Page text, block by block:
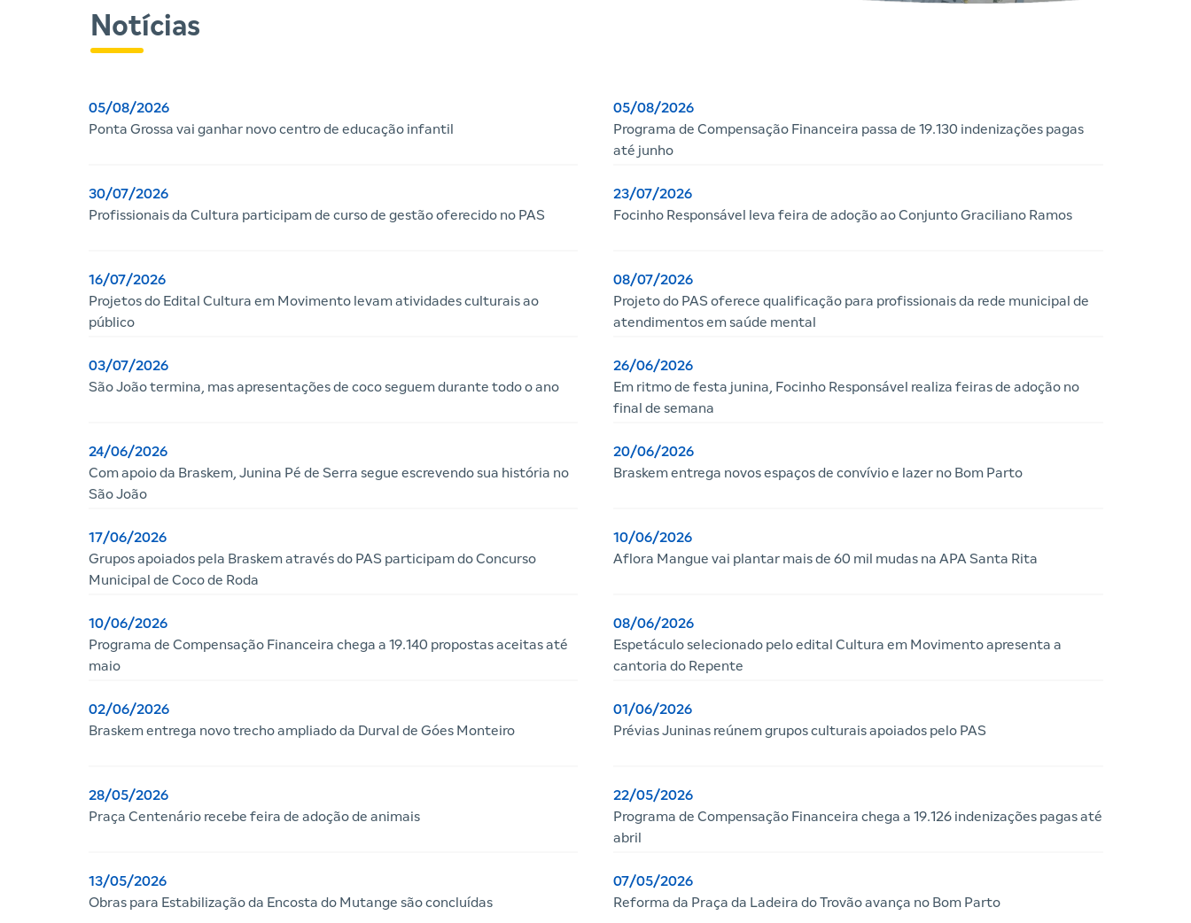
Notícias
05/08/2026
Ponta Grossa vai ganhar novo centro de educação infantil
05/08/2026
Programa de Compensação Financeira passa de 19.130 indenizações pagas
até junho
30/07/2026
Profissionais da Cultura participam de curso de gestão oferecido no PAS
23/07/2026
Focinho Responsável leva feira de adoção ao Conjunto Graciliano Ramos
16/07/2026
Projetos do Edital Cultura em Movimento levam atividades culturais ao
público
08/07/2026
Projeto do PAS oferece qualificação para profissionais da rede municipal de
atendimentos em saúde mental
03/07/2026
São João termina, mas apresentações de coco seguem durante todo o ano
26/06/2026
Em ritmo de festa junina, Focinho Responsável realiza feiras de adoção no
final de semana
24/06/2026
Com apoio da Braskem, Junina Pé de Serra segue escrevendo sua história no
São João
20/06/2026
Braskem entrega novos espaços de convívio e lazer no Bom Parto
17/06/2026
Grupos apoiados pela Braskem através do PAS participam do Concurso
Municipal de Coco de Roda
10/06/2026
Aflora Mangue vai plantar mais de 60 mil mudas na APA Santa Rita
10/06/2026
Programa de Compensação Financeira chega a 19.140 propostas aceitas até
maio
08/06/2026
Espetáculo selecionado pelo edital Cultura em Movimento apresenta a
cantoria do Repente
02/06/2026
Braskem entrega novo trecho ampliado da Durval de Góes Monteiro
01/06/2026
Prévias Juninas reúnem grupos culturais apoiados pelo PAS
28/05/2026
Praça Centenário recebe feira de adoção de animais
22/05/2026
Programa de Compensação Financeira chega a 19.126 indenizações pagas até
abril
13/05/2026
Obras para Estabilização da Encosta do Mutange são concluídas
07/05/2026
Reforma da Praça da Ladeira do Trovão avança no Bom Parto